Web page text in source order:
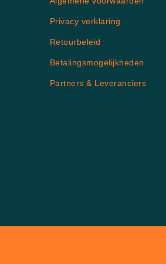
Privacy verklaring
Retourbeleid
Betalingsmogelijkheden
Partners & Leveranciers